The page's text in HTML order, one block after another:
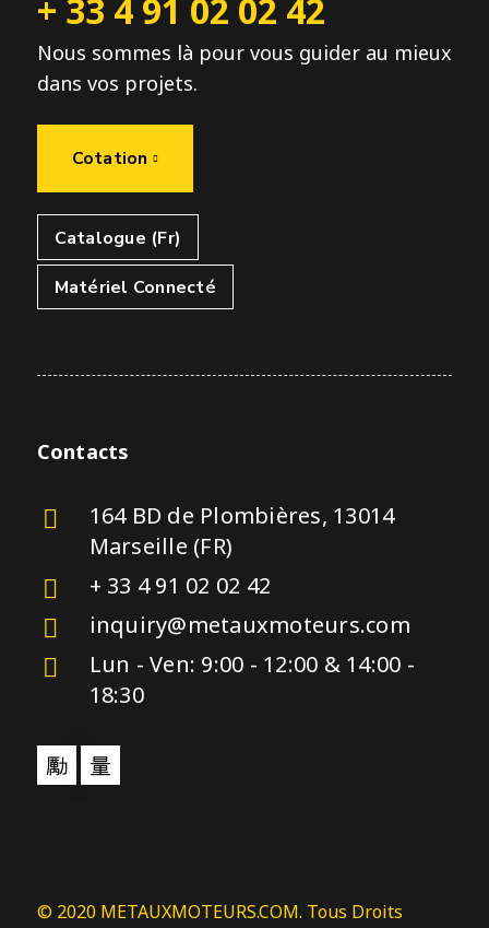
+ 33 4 91 02 02 42
Nous sommes là pour vous guider au mieux
dans vos projets.
Cotation
Catalogue (Fr)
Matériel Connecté
Contacts
164 BD de Plombières, 13014
Marseille (FR)
+ 33 4 91 02 02 42
inquiry@metauxmoteurs.com
Lun - Ven: 9:00 - 12:00 & 14:00 -
18:30
© 2020 METAUXMOTEURS.COM. Tous Droits